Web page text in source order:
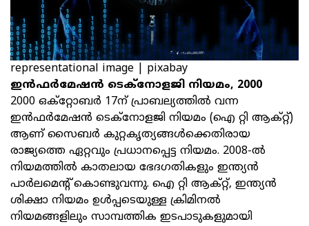
representational image | pixabay
ഇന്‍ഫര്‍മേഷന്‍ ടെക്നോളജി നിയമം, 2000
2000 ഒക്റ്റോബര്‍ 17ന് പ്രാബല്യത്തില്‍ വന്ന
ഇന്‍ഫര്‍മേഷന്‍ ടെക്നോളജി നിയമം (ഐ റ്റി ആക്റ്റ്)
ആണ് സൈബര്‍ കുറ്റകൃത്യങ്ങള്‍ക്കെതിരായ
രാജ്യത്തെ ഏറ്റവും പ്രധാനപ്പെട്ട നിയമം. 2008-ല്‍
നിയമത്തില്‍ കാതലായ ഭേദഗതികളും ഇന്ത്യന്‍
പാര്‍ലമെന്റ് കൊണ്ടുവന്നു. ഐ റ്റി ആക്റ്റ്, ഇന്ത്യന്‍
ശിക്ഷാ നിയമം ഉള്‍പ്പടെയുള്ള ക്രിമിനല്‍
നിയമങ്ങളിലും സാമ്പത്തിക ഇടപാടുകളുമായി